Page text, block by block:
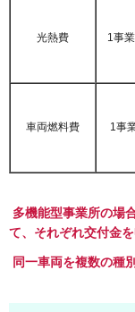
光熱費 1事
車両燃料費 1事
多機能型事業所の場
て、それぞれ交付金を
同一車両を複数の種